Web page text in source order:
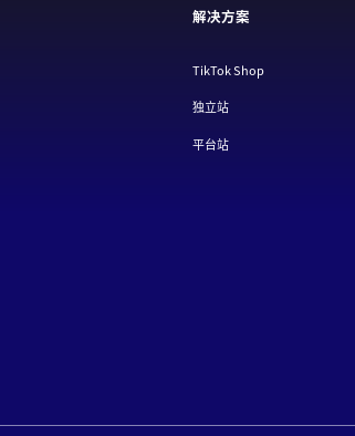
解决方案
TikTok Shop
独立站
平台站